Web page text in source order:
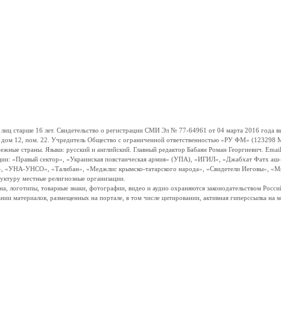
16 лет. Свидетельство о регистрации СМИ Эл № 77-64961 от 04 марта 2016 года
12, пом. 22. Учредитель Общество с ограниченной ответственностью «РУ ФМ»
страны. Языки: русский и английский. Главный редактор Бабаян Роман Георгиевич.
«Правый сектор», «Украинская повстанческая армия» (УПА), «ИГИЛ», «Джабхат
УНСО», «Талибан», «Меджлис крымско-татарского народа», «Свидетели Иеговы»,
местные религиозные организации.
логотипы, товарные знаки, фотографии, видео и аудио охраняются законодательством
материалов, размещенных на портале, в том числе цитировании, активная гиперссылка на